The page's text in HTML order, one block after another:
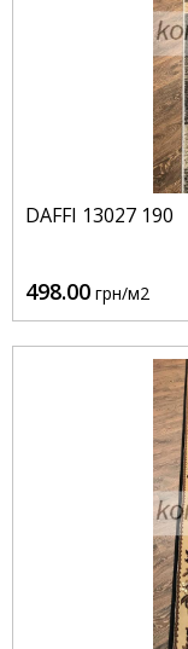
DAFFI 13027 190
498.00 грн/м2